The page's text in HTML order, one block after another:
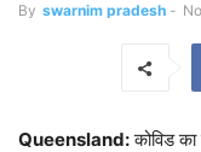
By swarnim pradesh -
Queensland:कोविड